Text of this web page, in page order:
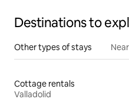
Destinations to
Other types of stays
Cottage rentals
Valladolid